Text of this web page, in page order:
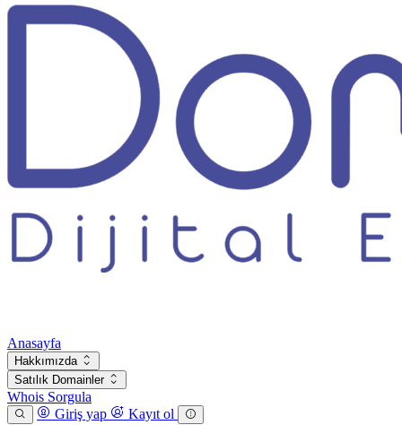
Anasayfa
Hakkımızda
Satılık Domainler
Whois Sorgula
Giriş yap
Kayıt ol